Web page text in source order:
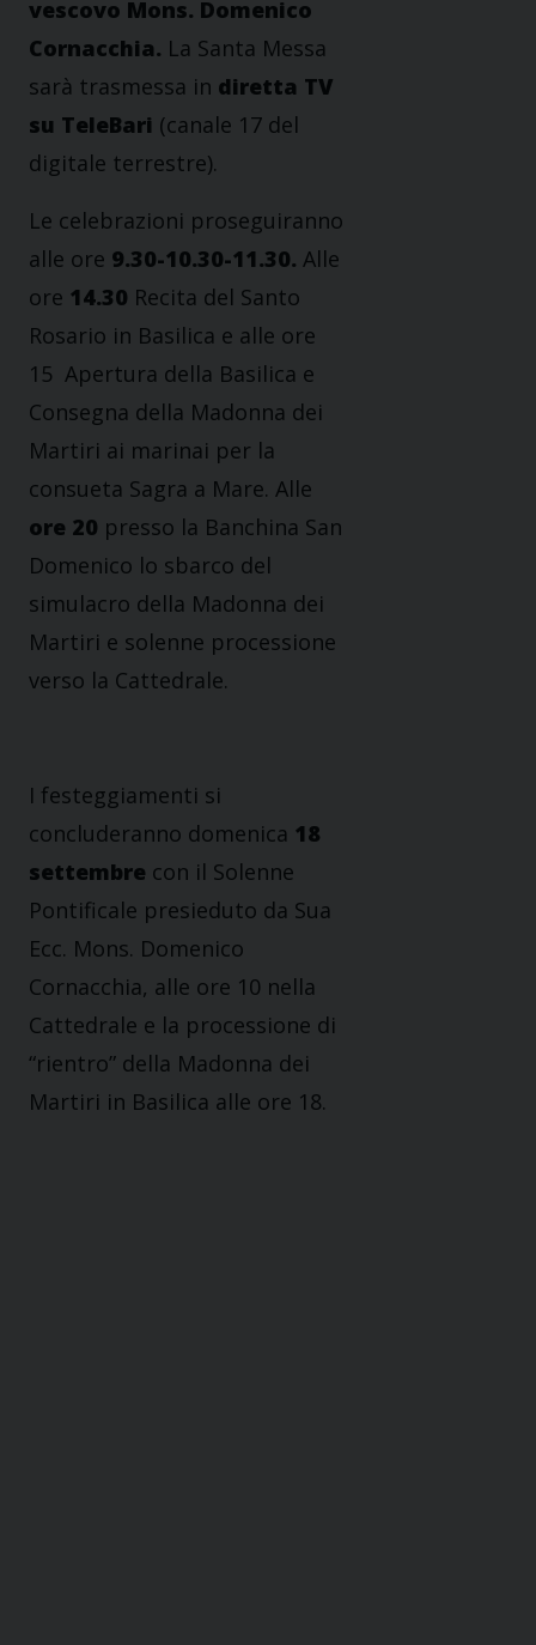
vescovo Mons. Domenico
Cornacchia. La Santa Messa
sarà trasmessa in diretta TV
su TeleBari (canale 17 del
digitale terrestre).
Le celebrazioni proseguiranno
alle ore 9.30-10.30-11.30. Alle
ore 14.30 Recita del Santo
Rosario in Basilica e alle ore
15 Apertura della Basilica e
Consegna della Madonna dei
Martiri ai marinai per la
consueta Sagra a Mare. Alle
ore 20 presso la Banchina San
Domenico lo sbarco del
simulacro della Madonna dei
Martiri e solenne processione
verso la Cattedrale.
I festeggiamenti si
concluderanno domenica 18
settembre con il Solenne
Pontificale presieduto da Sua
Ecc. Mons. Domenico
Cornacchia, alle ore 10 nella
Cattedrale e la processione di
“rientro” della Madonna dei
Martiri in Basilica alle ore 18.